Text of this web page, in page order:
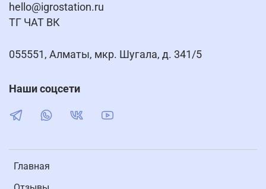
Главная
hello@igrostation.ru
ТГ ЧАТ ВК
055551, Алматы, мкр. Шугала, д. 341/5
Наши соцсети